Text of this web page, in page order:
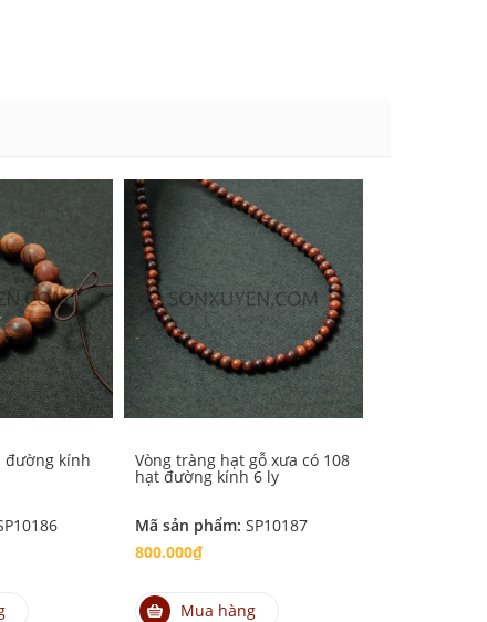
đường kính Vòng tràng hạt gỗ xưa có 108
hạt đường kính 6 ly
Mã sản phẩm: SP10187
800.000₫
Mua hàng